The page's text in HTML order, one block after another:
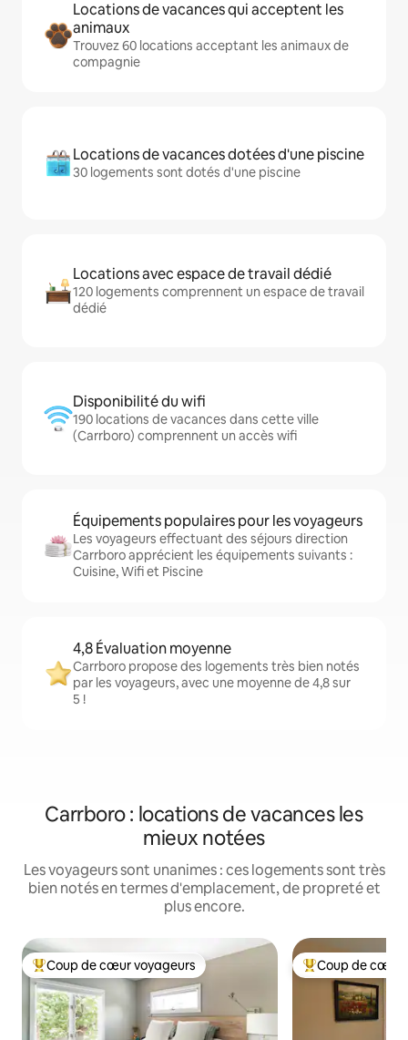
Locations de vacances qui acceptent les
animaux
Trouvez 60 locations acceptant les animaux de
compagnie
Locations de vacances dotées d'une piscine
30 logements sont dotés d'une piscine
Locations avec espace de travail dédié
120 logements comprennent un espace de travail
dédié
Disponibilité du wifi
190 locations de vacances dans cette ville
(Carrboro) comprennent un accès wifi
Équipements populaires pour les voyageurs
Les voyageurs effectuant des séjours direction
Carrboro apprécient les équipements suivants :
Cuisine, Wifi et Piscine
4,8 Évaluation moyenne
Carrboro propose des logements très bien notés
par les voyageurs, avec une moyenne de 4,8 sur
5 !
Carrboro : locations de vacances les
mieux notées
Les voyageurs sont unanimes : ces logements sont très
bien notés en termes d'emplacement, de propreté et
plus encore.
Coups de cœur voyageurs les plus appréciés
Coup de cœur voyageurs Coups de cœur
Coup de cœur